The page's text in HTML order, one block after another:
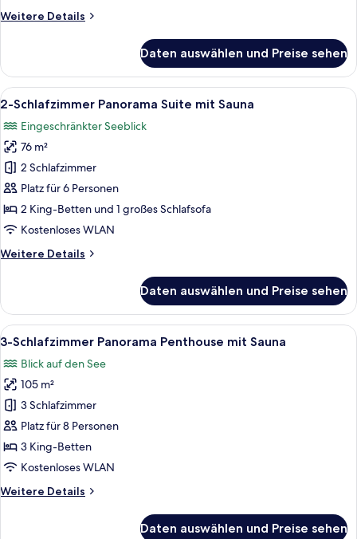
Weitere Details
Weitere
Schlafzimmer
Suite
mit
Daten auswählen und Preise sehen
Alle
Fotos
für
2-
Schlafzimmer
Panorama
Suite
mit
anzeigen
Ein Balkon mit Tisch und Stühlen,
8
2-Schlafzimmer Panorama Suite mit Sauna
Eingeschränkter Seeblick
76 m²
2 Schlafzimmer
Platz für 6 Personen
2 King-Betten und 1 großes Schlafsofa
Kostenloses WLAN
Weitere Details
Weitere
Schlafzimmer
Panorama
Suite
Sauna
Daten auswählen und Preise sehen
Alle
Fotos
für
3-
Schlafzimmer
Panorama
Penthouse
mit
anzeigen
Ein Balkon mit Tisch, Stühlen, einer
12
3-Schlafzimmer Panorama Penthouse mit Sauna
Blick auf den See
105 m²
3 Schlafzimmer
Platz für 8 Personen
3 King-Betten
Kostenloses WLAN
Weitere Details
Weitere
Daten auswählen und Preise sehen